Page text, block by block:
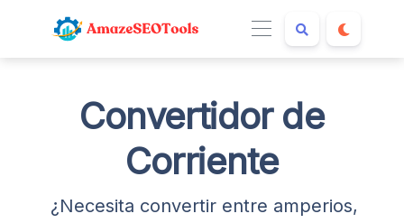
Convertidor de
Corriente
¿Necesita convertir entre amperios,